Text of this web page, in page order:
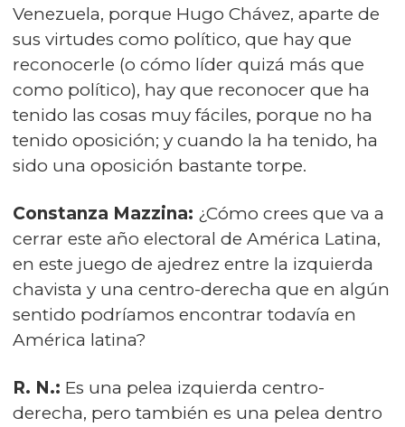
Venezuela, porque Hugo Chávez, aparte de
sus virtudes como político, que hay que
reconocerle (o cómo líder quizá más que
como político), hay que reconocer que ha
tenido las cosas muy fáciles, porque no ha
tenido oposición; y cuando la ha tenido, ha
sido una oposición bastante torpe.
Constanza Mazzina: ¿Cómo crees que va a
cerrar este año electoral de América Latina,
en este juego de ajedrez entre la izquierda
chavista y una centro-derecha que en algún
sentido podríamos encontrar todavía en
América latina?
R. N.: Es una pelea izquierda centro-
derecha, pero también es una pelea dentro